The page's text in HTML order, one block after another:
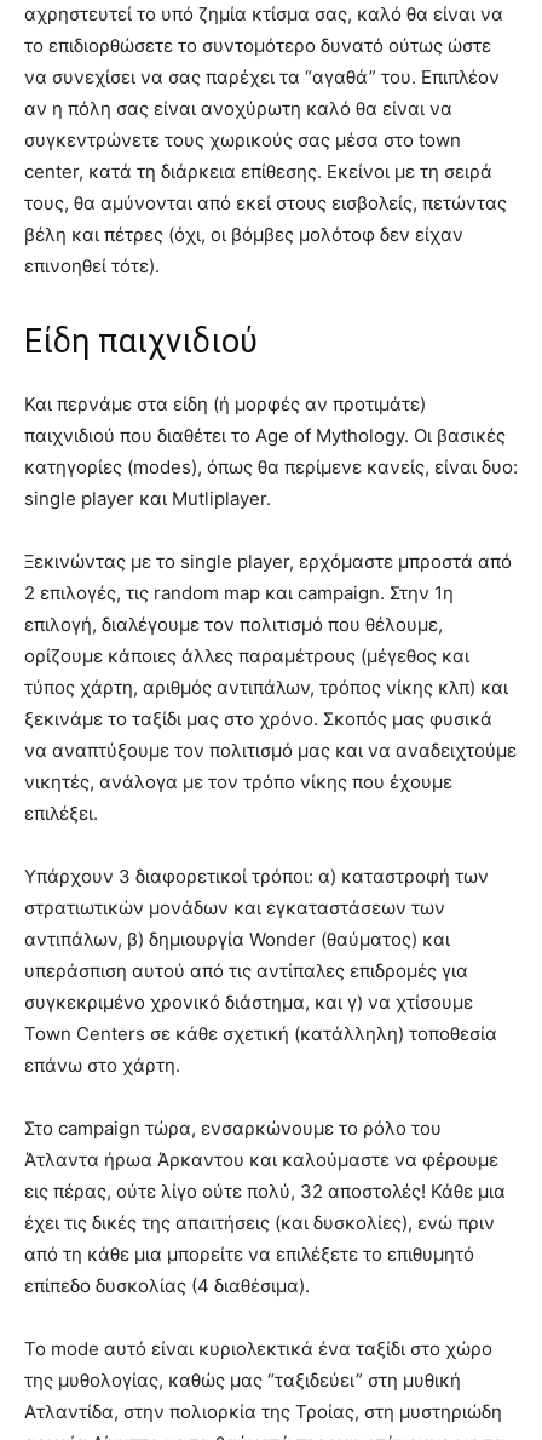
αχρηστευτεί το υπό ζημία κτίσμα σας, καλό θα είναι να
το επιδιορθώσετε το συντομότερο δυνατό ούτως ώστε
να συνεχίσει να σας παρέχει τα “αγαθά” του. Επιπλέον
αν η πόλη σας είναι ανοχύρωτη καλό θα είναι να
συγκεντρώνετε τους χωρικούς σας μέσα στο town
center, κατά τη διάρκεια επίθεσης. Εκείνοι με τη σειρά
τους, θα αμύνονται από εκεί στους εισβολείς, πετώντας
βέλη και πέτρες (όχι, οι βόμβες μολότοφ δεν είχαν
επινοηθεί τότε).
Είδη παιχνιδιού
Και περνάμε στα είδη (ή μορφές αν προτιμάτε)
παιχνιδιού που διαθέτει το Age of Mythology. Οι βασικές
κατηγορίες (modes), όπως θα περίμενε κανείς, είναι δυο:
single player και Mutliplayer.
Ξεκινώντας με το single player, ερχόμαστε μπροστά από
2 επιλογές, τις random map και campaign. Στην 1η
επιλογή, διαλέγουμε τον πολιτισμό που θέλουμε,
ορίζουμε κάποιες άλλες παραμέτρους (μέγεθος και
τύπος χάρτη, αριθμός αντιπάλων, τρόπος νίκης κλπ) και
ξεκινάμε το ταξίδι μας στο χρόνο. Σκοπός μας φυσικά
να αναπτύξουμε τον πολιτισμό μας και να αναδειχτούμε
νικητές, ανάλογα με τον τρόπο νίκης που έχουμε
επιλέξει.
Υπάρχουν 3 διαφορετικοί τρόποι: α) καταστροφή των
στρατιωτικών μονάδων και εγκαταστάσεων των
αντιπάλων, β) δημιουργία Wonder (θαύματος) και
υπεράσπιση αυτού από τις αντίπαλες επιδρομές για
συγκεκριμένο χρονικό διάστημα, και γ) να χτίσουμε
Town Centers σε κάθε σχετική (κατάλληλη) τοποθεσία
επάνω στο χάρτη.
Στο campaign τώρα, ενσαρκώνουμε το ρόλο του
Άτλαντα ήρωα Άρκαντου και καλούμαστε να φέρουμε
εις πέρας, ούτε λίγο ούτε πολύ, 32 αποστολές! Κάθε μια
έχει τις δικές της απαιτήσεις (και δυσκολίες), ενώ πριν
από τη κάθε μια μπορείτε να επιλέξετε το επιθυμητό
επίπεδο δυσκολίας (4 διαθέσιμα).
Το mode αυτό είναι κυριολεκτικά ένα ταξίδι στο χώρο
της μυθολογίας, καθώς μας “ταξιδεύει” στη μυθική
Ατλαντίδα, στην πολιορκία της Τροίας, στη μυστηριώδη